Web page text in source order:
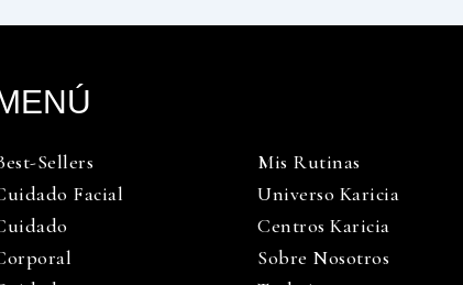
Sellers
Facial
Mis Rutinas
Universo Karicia
Centros Karicia
Sobre Nosotros